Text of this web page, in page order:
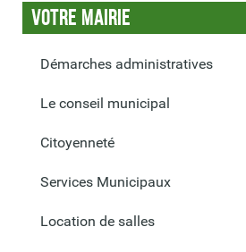
Votre Mairie
Démarches administratives
Le conseil municipal
Citoyenneté
Services Municipaux
Location de salles